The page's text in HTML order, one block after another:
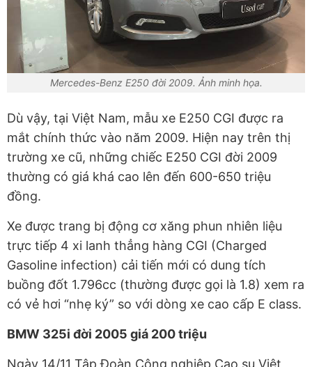
Mercedes-Benz E250 đời 2009. Ảnh minh họa.
Dù vậy, tại Việt Nam, mẫu xe E250 CGI được ra
mắt chính thức vào năm 2009. Hiện nay trên thị
trường xe cũ, những chiếc E250 CGI đời 2009
thường có giá khá cao lên đến 600-650 triệu
đồng.
Xe được trang bị động cơ xăng phun nhiên liệu
trực tiếp 4 xi lanh thẳng hàng CGI (Charged
Gasoline infection) cải tiến mới có dung tích
buồng đốt 1.796cc (thường được gọi là 1.8) xem ra
có vẻ hơi “nhẹ ký” so với dòng xe cao cấp E class.
BMW 325i đời 2005 giá 200 triệu
Ngày 14/11 Tập Đoàn Công nghiệp Cao su Việt